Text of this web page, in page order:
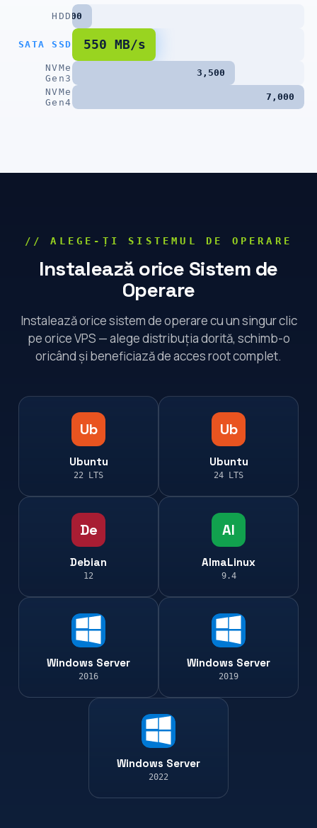
HDD200
SATA SSD 550 MB/s
NVMe
Gen3
3,500
NVMe
Gen4
7,000
// ALEGE-ȚI SISTEMUL DE OPERARE
Instalează orice Sistem de
Operare
Instalează orice sistem de operare cu un singur clic
pe orice VPS — alege distribuția dorită, schimb-o
oricând și beneficiază de acces root complet.
Ub
Ubuntu
22 LTS
Ub
Ubuntu
24 LTS
De
Debian
12
Al
AlmaLinux
9.4
Windows Server
2016
Windows Server
2019
Windows Server
2022